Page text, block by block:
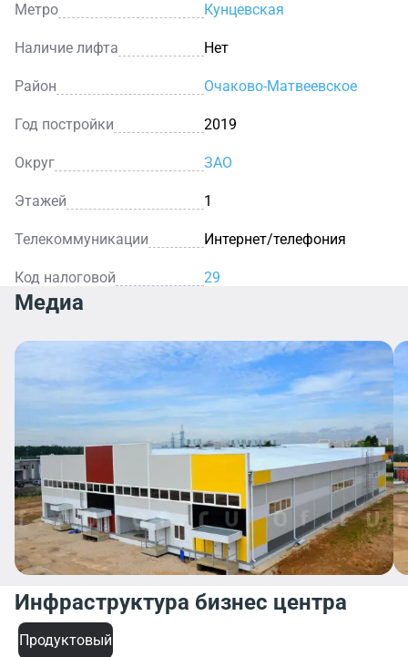
Метро Кунцевская
Наличие лифта Нет
Район Очаково-Матвеевское
Год постройки 2019
Округ ЗАО
Этажей 1
Телекоммуникации Интернет/телефония
Код налоговой 29
Медиа
Инфраструктура бизнес центра
Продуктовый